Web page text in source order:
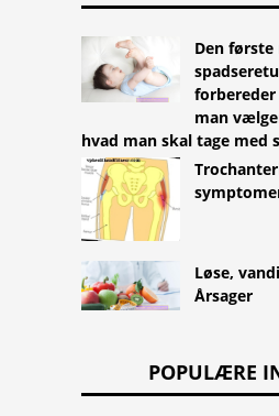
Den
man
hvad man skal tage med
Løse,
Årsager
POPULÆRE